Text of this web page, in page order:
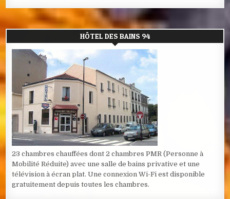
HÔTEL DES BAINS 94
23 chambres chauffées dont 2 chambres PMR (Personne à
Mobilité Réduite) avec une salle de bains privative et une
télévision à écran plat. Une connexion Wi-Fi est disponible
gratuitement depuis toutes les chambres.